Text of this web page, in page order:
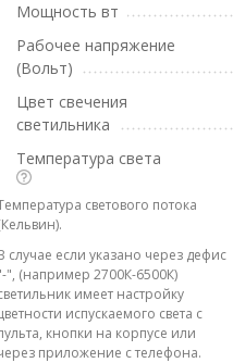
Мощность вт
Рабочее напряжение
(Вольт)
Цвет свечения
светильника
Температура света
светового потока
случае если указано через дефис
", (например 2700К-6500К)
имеет настройку
испускаемого света с
кнопки на корпусе или
приложение с телефона.